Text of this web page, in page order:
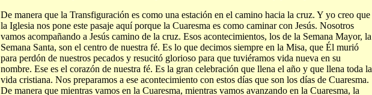
De manera que la Transfiguración es como una estación en el camino hacia la cruz. Y yo creo que
la Iglesia nos pone este pasaje aquí porque la Cuaresma es como caminar con Jesús. Nosotros
vamos acompañando a Jesús camino de la cruz. Esos acontecimientos, los de la Semana Mayor, la
Semana Santa, son el centro de nuestra fé. Es lo que decimos siempre en la Misa, que Él murió
para perdón de nuestros pecados y resucitó glorioso para que tuviéramos vida nueva en su
nombre. Ese es el corazón de nuestra fé. Es la gran celebración que llena el año y que llena toda la
vida cristiana. Nos preparamos a ese acontecimiento con estos días que son los días de Cuaresma.
De manera que mientras vamos en la Cuaresma, mientras vamos avanzando en la Cuaresma, la